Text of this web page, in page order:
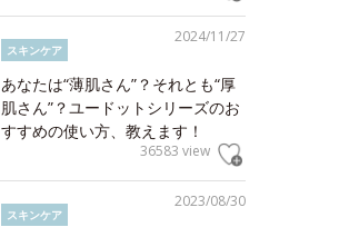
2024/11/27
スキンケア
あなたは“薄肌さん”？それとも“厚
肌さん”？ユードットシリーズのお
すすめの使い方、教えます！
36583 view
2023/08/30
スキンケア